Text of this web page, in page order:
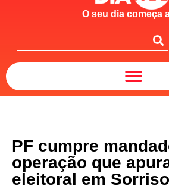
O seu dia começa
PF cumpre
operação que
eleitoral em Sorriso